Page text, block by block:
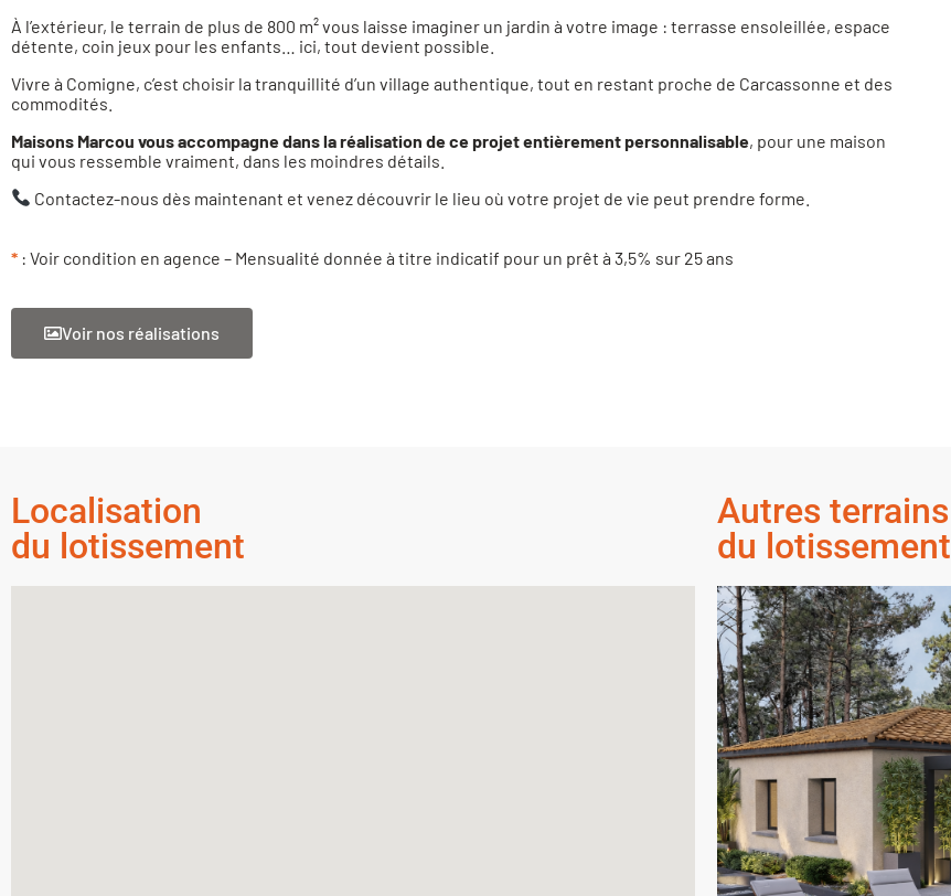
À l’extérieur, le terrain de plus de 800 m² vous laisse imaginer un jardin à votre image : terrasse ensoleillée, espace
détente, coin jeux pour les enfants… ici, tout devient possible.
Vivre à Comigne, c’est choisir la tranquillité d’un village authentique, tout en restant proche de Carcassonne et des
commodités.
Maisons Marcou vous accompagne dans la réalisation de ce projet entièrement personnalisable, pour une maison
qui vous ressemble vraiment, dans les moindres détails.
Contactez-nous dès maintenant et venez découvrir le lieu où votre projet de vie peut prendre forme.
* : Voir condition en agence – Mensualité donnée à titre indicatif pour un prêt à 3,5% sur 25 ans
Voir nos réalisations
Localisation
du lotissement
Autres terrains
du lotissement